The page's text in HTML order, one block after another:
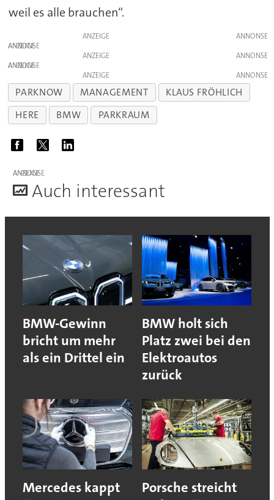
weil es alle brauchen“.
ANZEIGE
ANZEIGE
ANZEIGE
ANZEIGE
ANZEIGE
PARKNOW MANAGEMENT
KLAUS FRÖHLICH
HERE
BMW PARKRAUM
ANZEIGE
Auch interessant
BMW-Gewinn
bricht um mehr
als ein Drittel ein
BMW holt sich
Platz zwei bei den
Elektroautos
zurück
Mercedes kappt
Porsche streicht